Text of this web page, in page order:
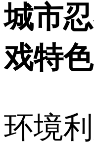
城市
戏特色
环境